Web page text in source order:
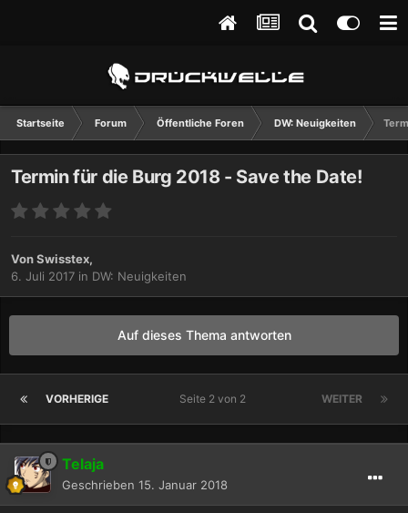
Startseite Forum Öffentliche Foren DW: Neuigkeiten
Termin für die Burg 2018 - Save the Date!
VonSwisstex,
6. Juli 2017 in DW: Neuigkeiten
Auf dieses Thema antworten
VORHERIGE WEITER
Seite 2 von 2
Telaja
Geschrieben 15. Januar 2018